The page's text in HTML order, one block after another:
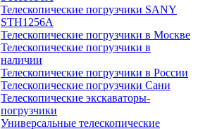
Телескопические погрузчики SANY
STH1256A
Телескопические погрузчики в Москве
Телескопические погрузчики в
наличии
Телескопические погрузчики в России
Телескопические погрузчики Сани
Телескопические экскаваторы-
погрузчики
Универсальные телескопические